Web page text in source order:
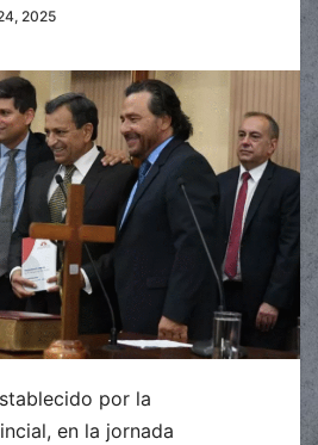
2025
por la
en la jornada